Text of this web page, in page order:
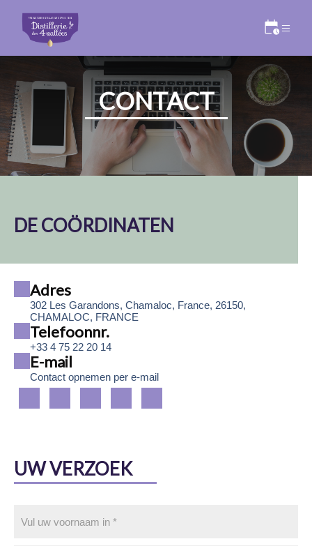
CONTACT
DE COÖRDINATEN
Adres
302 Les Garandons, Chamaloc, France, 26150,
CHAMALOC, FRANCE
Telefoonnr.
+33 4 75 22 20 14
E-mail
Contact opnemen per e-mail
UW VERZOEK